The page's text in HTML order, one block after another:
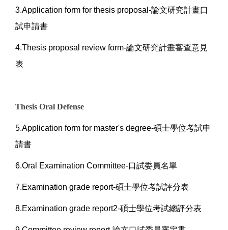
3.Application form for thesis proposal-論文研究計畫口
試申請書
4.Thesis proposal review form-論文研究計畫審查意見
表
Thesis Oral Defense
5.Application form for master's degree-碩士學位考試申
請書
6.Oral Examination Committee-口試委員名單
7.Examination grade report-碩士學位考試評分表
8.Examination grade report2-碩士學位考試總評分表